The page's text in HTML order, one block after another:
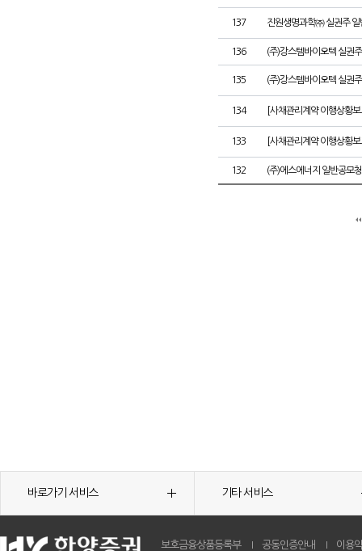
137 진원생명과학㈜ 실권주 일
136 (주)강스템바이오텍 실권
135 (주)강스템바이오텍 실권
134 [사채관리계약 이행상황
133 [사채관리계약 이행상황
132 (주)에스에너지 일반공모
바로가기 서비스 기타 서비스
보호금융상품등록부 공동인증안내 이용